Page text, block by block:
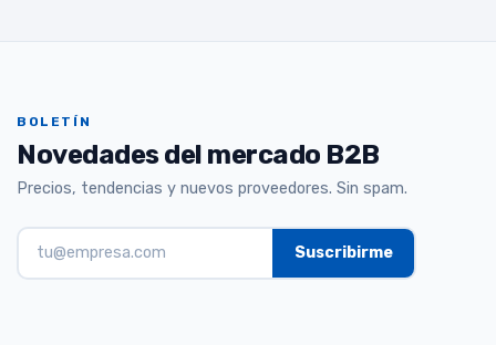
BOLETÍN
Novedades del mercado B2B
Precios, tendencias y nuevos proveedores. Sin spam.